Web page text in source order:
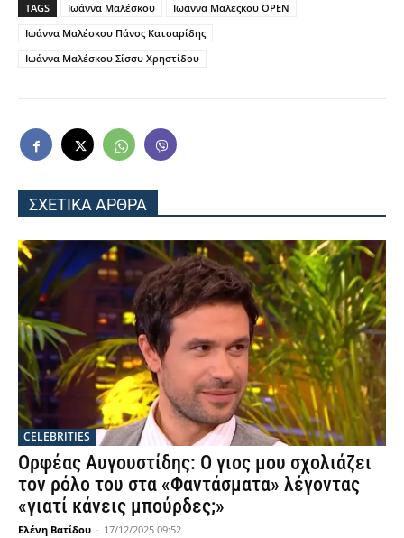
TAGS Ιωάννα Μαλέσκου
Ιωαννα Μαλεςκου OPEN
Ιωάννα Μαλέσκου Πάνος Κατσαρίδης
Ιωάννα Μαλέσκου Σίσσυ Χρηστίδου
ΣΧΕΤΙΚΑ ΑΡΘΡΑ
CELEBRITIES
Ορφέας Αυγουστίδης: Ο γιος μου σχολιάζει
τον ρόλο του στα «Φαντάσματα» λέγοντας
«γιατί κάνεις μπούρδες;»
Ελένη Βατίδου - 17/12/2025 09:52